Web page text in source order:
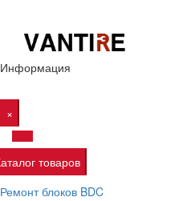
Информация
×
товаров
Ремонт блоков BDC